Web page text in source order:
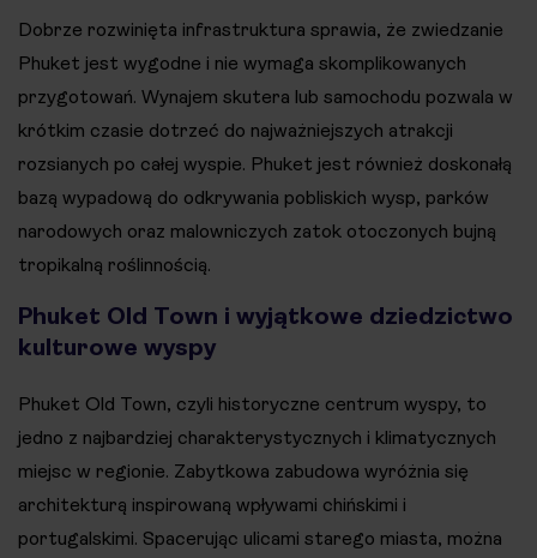
Dobrze rozwinięta infrastruktura sprawia, że zwiedzanie
Phuket jest wygodne i nie wymaga skomplikowanych
przygotowań. Wynajem skutera lub samochodu pozwala w
krótkim czasie dotrzeć do najważniejszych atrakcji
rozsianych po całej wyspie. Phuket jest również doskonałą
bazą wypadową do odkrywania pobliskich wysp, parków
narodowych oraz malowniczych zatok otoczonych bujną
tropikalną roślinnością.
Phuket Old Town i wyjątkowe dziedzictwo
kulturowe wyspy
Phuket Old Town, czyli historyczne centrum wyspy, to
jedno z najbardziej charakterystycznych i klimatycznych
miejsc w regionie. Zabytkowa zabudowa wyróżnia się
architekturą inspirowaną wpływami chińskimi i
portugalskimi. Spacerując ulicami starego miasta, można